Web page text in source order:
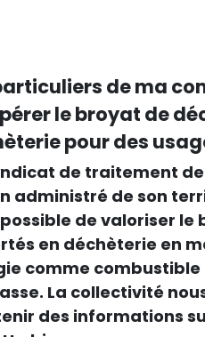
de ma
le broyat de
pour des
de traitement
administré de son
de valoriser le
en déchèterie en
comme
La collectivité
des informations